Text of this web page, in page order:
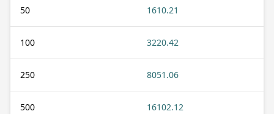
50 1610.21
100 3220.42
250 8051.06
500 16102.12